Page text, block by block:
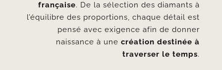
française. De la sélection des diamants à
l’équilibre des proportions, chaque détail est
pensé avec exigence afin de donner
naissance à unecréation destinée à
traverser le temps.